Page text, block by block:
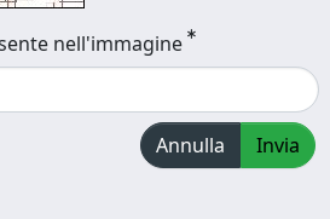
nell'immagine
Annulla Invia